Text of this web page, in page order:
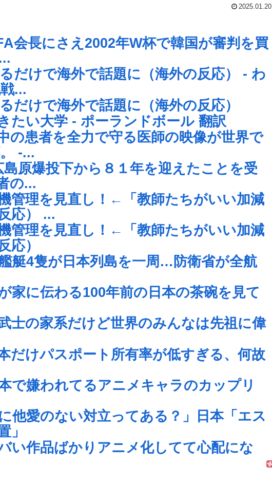
2025.01.20
会長にさえ2002年W杯で韓国が審判を買
だけで海外で話題に（海外の反応） - わ
...
だけで海外で話題に（海外の反応）
たい大学 - ポーランドボール 翻訳
の患者を全力で守る医師の映像が世界で
-...
島原爆投下から８１年を迎えたことを受
の...
管理を見直し！←「教師たちがいい加減
応） ...
管理を見直し！←「教師たちがいい加減
応）
艇4隻が日本列島を一周…防衛省が全航
家に伝わる100年前の日本の茶碗を見て
士の家系だけど世界のみんなは先祖に偉
だけパスポート所有率が低すぎる、何故
で嫌われてるアニメキャラのカップリ
他愛のない対立ってある？」日本「エス
」
い作品ばかりアニメ化してて心配にな